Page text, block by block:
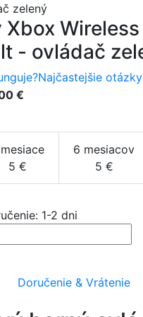
Najčastejšie otázky
zelený
Wireless
- ovládač
€
5 €
6 mesiacov
5 €
1-2 dni
Doručenie & Vrátenie